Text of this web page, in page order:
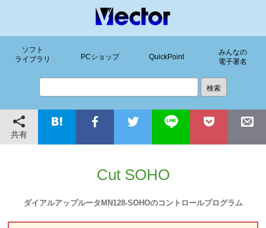
ソフト
ライブラリ
PCショップ QuickPoint
みんなの
電子署名
共有
Cut SOHO
ダイアルアップルータMN128-SOHOのコントロールプログラム